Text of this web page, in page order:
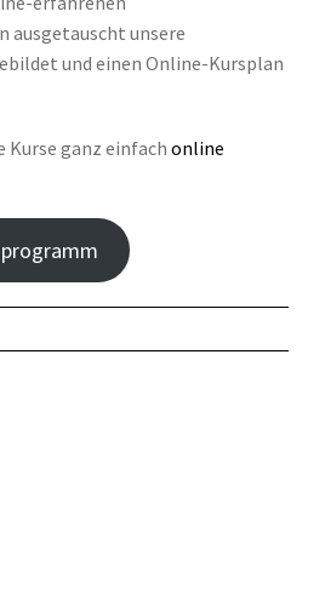
ausgetauscht unsere
und einen Online-Kursplan
ganz einfach online